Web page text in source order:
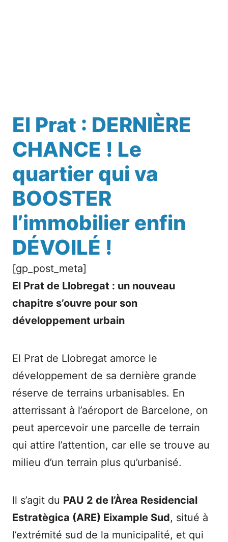
El Prat : DERNIÈRE
CHANCE ! Le
quartier qui va
BOOSTER
l’immobilier enfin
DÉVOILÉ !
[gp_post_meta]
El Prat de Llobregat : un nouveau
chapitre s’ouvre pour son
développement urbain
El Prat de Llobregat amorce le
développement de sa dernière grande
réserve de terrains urbanisables. En
atterrissant à l’aéroport de Barcelone, on
peut apercevoir une parcelle de terrain
qui attire l’attention, car elle se trouve au
milieu d’un terrain plus qu’urbanisé.
Il s’agit du PAU 2 de l’Àrea Residencial
Estratègica (ARE) Eixample Sud, situé à
l’extrémité sud de la municipalité, et qui